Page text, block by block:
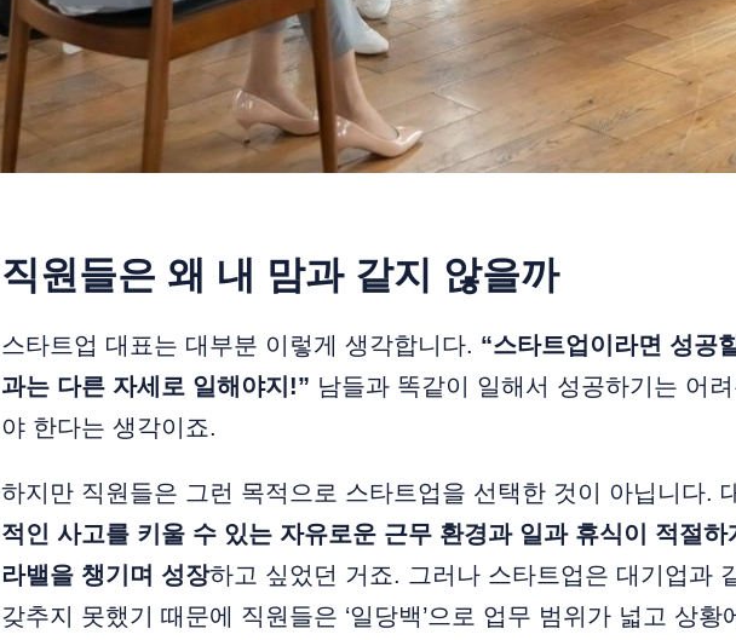
직원들은 왜 내 맘과 같지 않을까
스타트업 대표는 대부분 이렇게 생각합니다. “스타트업이라면 성공
과는 다른 자세로 일해야지!” 남들과 똑같이 일해서 성공하기는 어
야 한다는 생각이죠.
하지만 직원들은 그런 목적으로 스타트업을 선택한 것이 아닙니다.
적인 사고를 키울 수 있는 자유로운 근무 환경과 일과 휴식이 적절하
라밸을 챙기며 성장하고 싶었던 거죠. 그러나 스타트업은 대기업과
갖추지 못했기 때문에 직원들은 ‘일당백’으로 업무 범위가 넓고 상